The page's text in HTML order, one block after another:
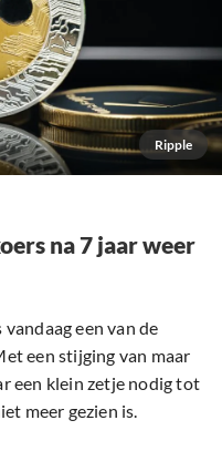
Ripple
na 7 jaar weer
vandaag een van de
een stijging van maar
een klein zetje nodig tot
meer gezien is.